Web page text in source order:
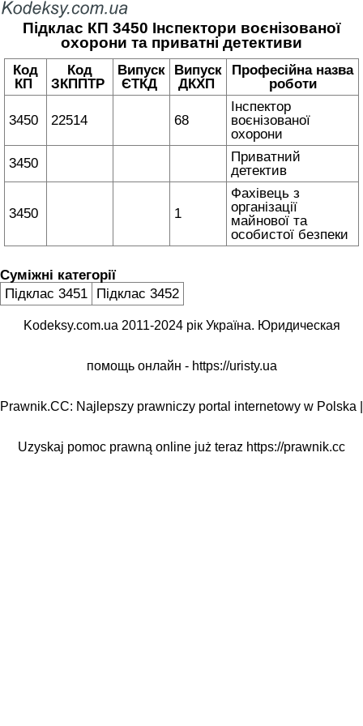
Підклас КП 3450 Інспектори воєнізованої
охорони та приватні детективи
Код
КП
Код
ЗКППТР
Випуск
ЄТКД
Випуск
ДКХП
Професійна назва
роботи
3450 22514 68
Інспектор
воєнізованої
охорони
3450
Приватний
детектив
3450 1
Фахівець з
організації
майнової та
особистої безпеки
Суміжні категорії
Підклас 3451 Підклас 3452
Kodeksy.com.ua 2011-2024 рік Україна. Юридическая
помощь онлайн - https://uristy.ua
Prawnik.CC: Najlepszy prawniczy portal internetowy w Polska |
Uzyskaj pomoc prawną online już teraz https://prawnik.cc